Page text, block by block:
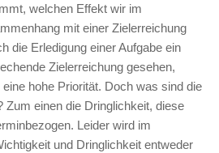
welchen Effekt wir im
mit einer Zielerreichung
die Erledigung einer Aufgabe ein
Zielerreichung gesehen,
hohe Priorität. Doch was sind die
Zum einen die Dringlichkeit, diese
Leider wird im
und Dringlichkeit entweder